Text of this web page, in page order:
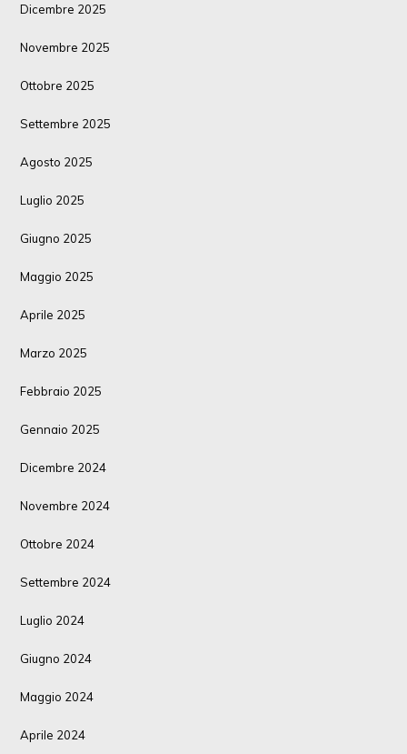
Dicembre 2025
Novembre 2025
Ottobre 2025
Settembre 2025
Agosto 2025
Luglio 2025
Giugno 2025
Maggio 2025
Aprile 2025
Marzo 2025
Febbraio 2025
Gennaio 2025
Dicembre 2024
Novembre 2024
Ottobre 2024
Settembre 2024
Luglio 2024
Giugno 2024
Maggio 2024
Aprile 2024